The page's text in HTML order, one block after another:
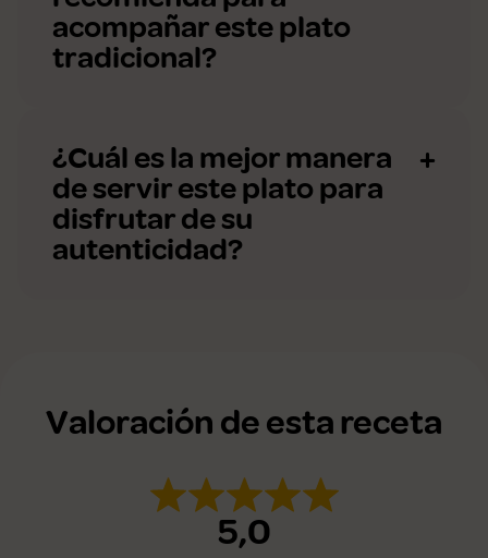
acompañar este plato
tradicional?
¿Cuál es la mejor manera
de servir este plato para
disfrutar de su
autenticidad?
Valoración de esta receta
5,0